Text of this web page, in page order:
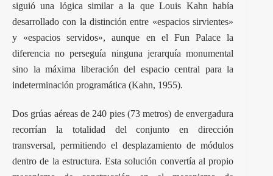
siguió una lógica similar a la que Louis Kahn había
desarrollado con la distinción entre «espacios sirvientes»
y «espacios servidos», aunque en el Fun Palace la
diferencia no perseguía ninguna jerarquía monumental
sino la máxima liberación del espacio central para la
indeterminación programática (Kahn, 1955).
Dos grúas aéreas de 240 pies (73 metros) de envergadura
recorrían la totalidad del conjunto en dirección
transversal, permitiendo el desplazamiento de módulos
dentro de la estructura. Esta solución convertía al propio